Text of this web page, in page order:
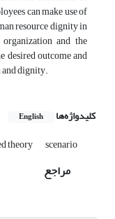
can make use of
resource dignity in
and the
desired outcome and
dignity.
کلیدواژه‌ها English
theory scenario
مراجع